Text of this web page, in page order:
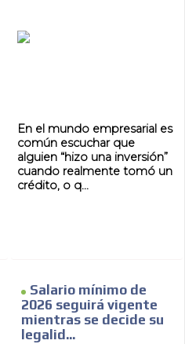
En el mundo empresarial es
común escuchar que
alguien “hizo una inversión”
cuando realmente tomó un
crédito, o q...
Salario mínimo de
2026 seguirá vigente
mientras se decide su
legalid...